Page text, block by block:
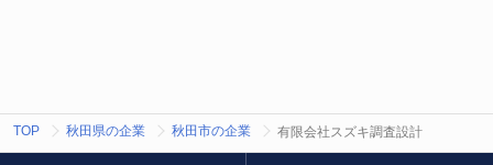
TOP 秋田県の企業 秋田市の企業 有限会社スズキ調査設計